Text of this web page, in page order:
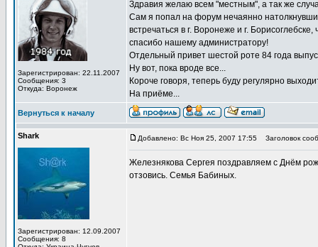
Зарегистрирован: 22.11.2007
Сообщения: 3
Откуда: Воронеж
Здравия желаю всем "местным", а так же
Сам я попал на форум нечаянно
встречаться в г. Воронеже и г.
спасибо нашему администратору!
Отдельный привет шестой роте 84 года
Ну вот, пока вроде все...
Короче говоря, теперь буду регулярно
На приёме...
Вернуться к началу
Shark
Зарегистрирован: 12.09.2007
Сообщения: 8
Добавлено: Вс Ноя 25, 2007 17:55 Заголовок
Железнякова Сергея поздравляем с Днём
отзовись. Семья Бабиных.